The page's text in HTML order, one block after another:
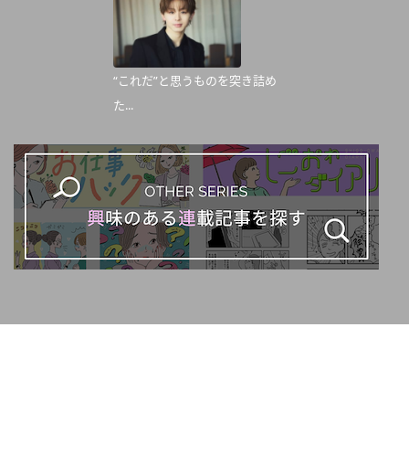
“これだ”と思うものを突き詰め
た...